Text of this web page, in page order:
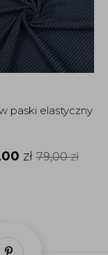
paski elastyczny
zł 79,00zł